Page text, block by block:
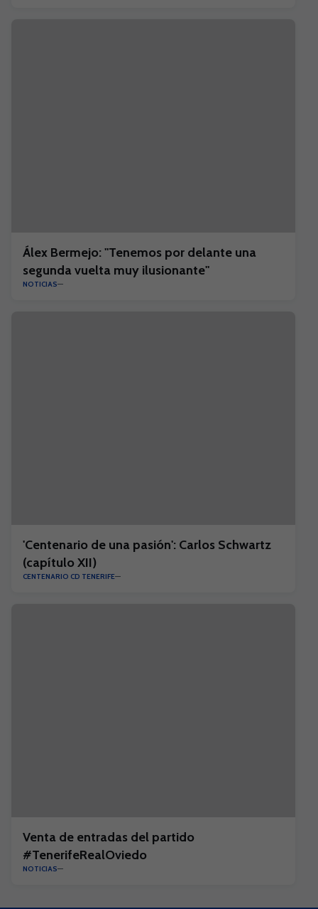
Álex Bermejo: "Tenemos por delante una
segunda vuelta muy ilusionante"
NOTICIAS
'Centenario de una pasión': Carlos Schwartz
(capítulo XII)
CENTENARIO CD TENERIFE
Venta de entradas del partido
#TenerifeRealOviedo
NOTICIAS